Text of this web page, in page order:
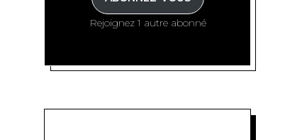
Rejoignez 1 autre abonné